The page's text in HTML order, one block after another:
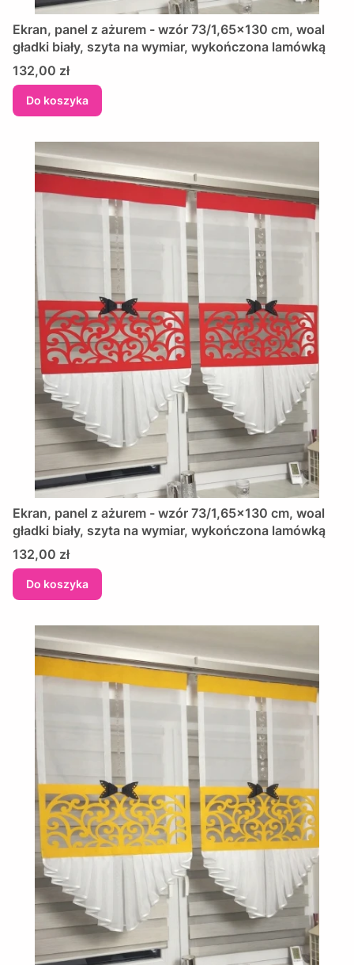
Ekran, panel z ażurem - wzór 73/1,65x130 cm, woal
gładki biały, szyta na wymiar, wykończona lamówką
Cena
132,00 zł
Do koszyka
Ekran, panel z ażurem - wzór 73/1,65x130 cm, woal
gładki biały, szyta na wymiar, wykończona lamówką
Cena
132,00 zł
Do koszyka